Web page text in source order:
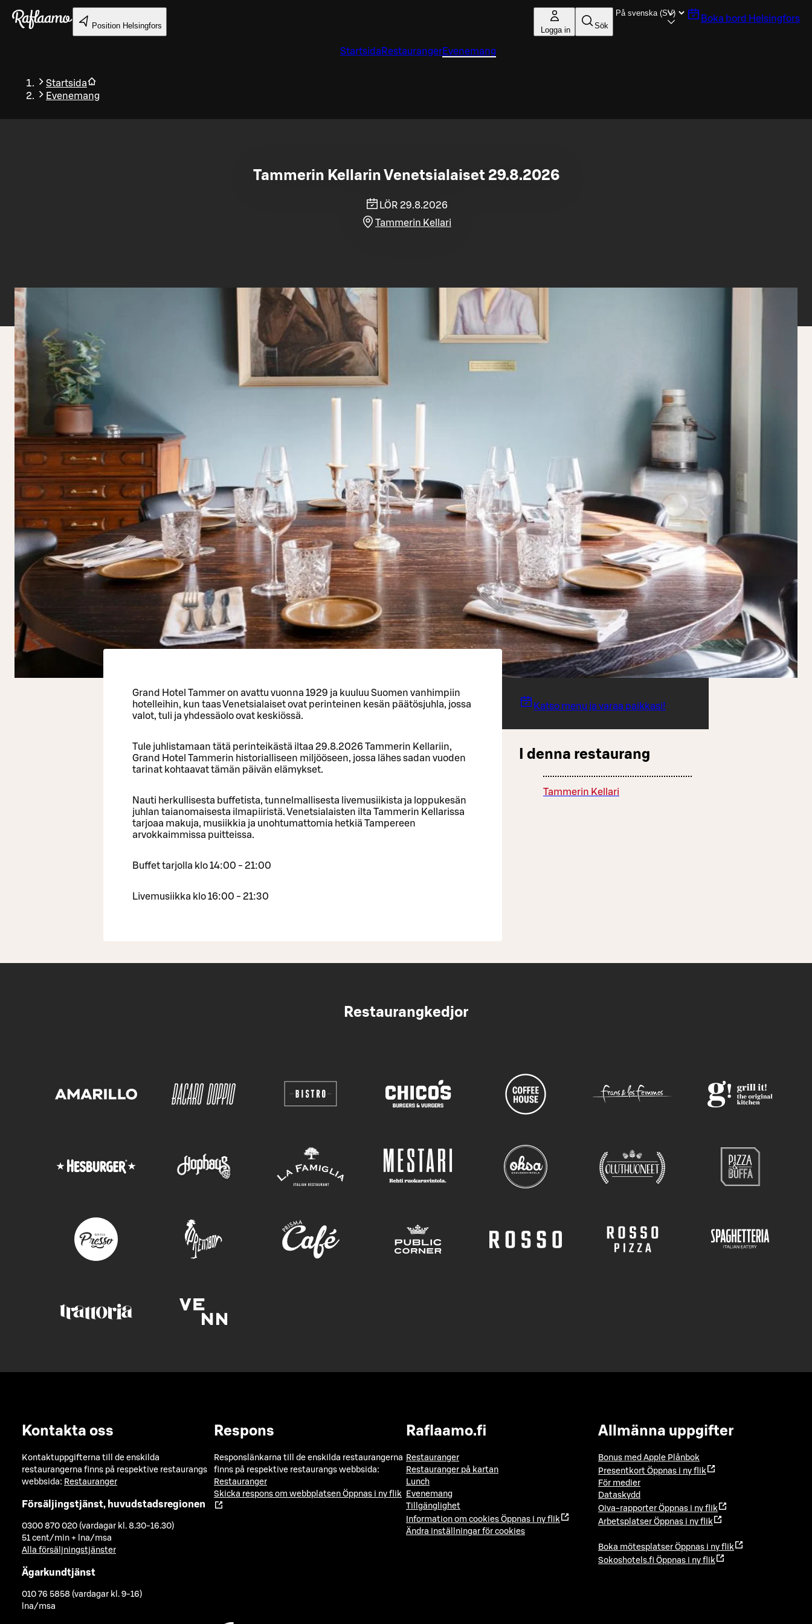
Gå till huvudinnehållet
Position Helsingfors Logga in Sök
Boka bord Helsingfors
Startsida RestaurangerEvenemang
Startsida
Evenemang
Tillbaka
Tammerin Kellarin Venetsialaiset 29.8.2026
LÖR 29.8.2026
Tammerin Kellari
Grand Hotel Tammer on avattu vuonna 1929 ja kuuluu Suomen vanhimpiin
hotelleihin, kun taas Venetsialaiset ovat perinteinen kesän päätösjuhla, jossa
valot, tuli ja yhdessäolo ovat keskiössä.
Tule juhlistamaan tätä perinteikästä iltaa 29.8.2026 Tammerin Kellariin,
Grand Hotel Tammerin historialliseen miljööseen, jossa lähes sadan vuoden
tarinat kohtaavat tämän päivän elämykset.
Nauti herkullisesta buffetista, tunnelmallisesta livemusiikista ja loppukesän
juhlan taianomaisesta ilmapiiristä. Venetsialaisten ilta Tammerin Kellarissa
tarjoaa makuja, musiikkia ja unohtumattomia hetkiä Tampereen
arvokkaimmissa puitteissa.
Buffet tarjolla klo 14:00 - 21:00
Livemusiikka klo 16:00 - 21:30
Katso menu ja varaa paikkasi!
I denna restaurang
Tammerin Kellari
Restaurangkedjor
Kontakta oss
Kontaktuppgifterna till de enskilda
restaurangerna finns på respektive restaurangs
webbsida: Restauranger
Försäljingstjänst, huvudstadsregionen
0300 870 020 (vardagar kl. 8.30-16.30)
51 cent/min + lna/msa
Alla försäljningstjänster
Ägarkundtjänst
010 76 5858 (vardagar kl. 9-16)
lna/msa
Respons
Responslänkarna till de enskilda restaurangerna
finns på respektive restaurangs webbsida:
Restauranger
Skicka respons om webbplatsen Öppnas i ny flik
Raflaamo.fi
Restauranger
Restauranger på kartan
Lunch
Evenemang
Tillgänglighet
Information om cookies Öppnas i ny flik
Ändra inställningar för cookies
Allmänna uppgifter
Bonus med Apple Plånbok
Presentkort Öppnas i ny flik
För medier
Dataskydd
Oiva-rapporter Öppnas i ny flik
Arbetsplatser Öppnas i ny flik
Boka mötesplatser Öppnas i ny flik
Sokoshotels.fi Öppnas i ny flik